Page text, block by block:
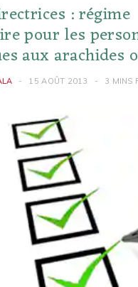
: régime
pour les
aux arachides
15 AOÛT 2013 3 MINS